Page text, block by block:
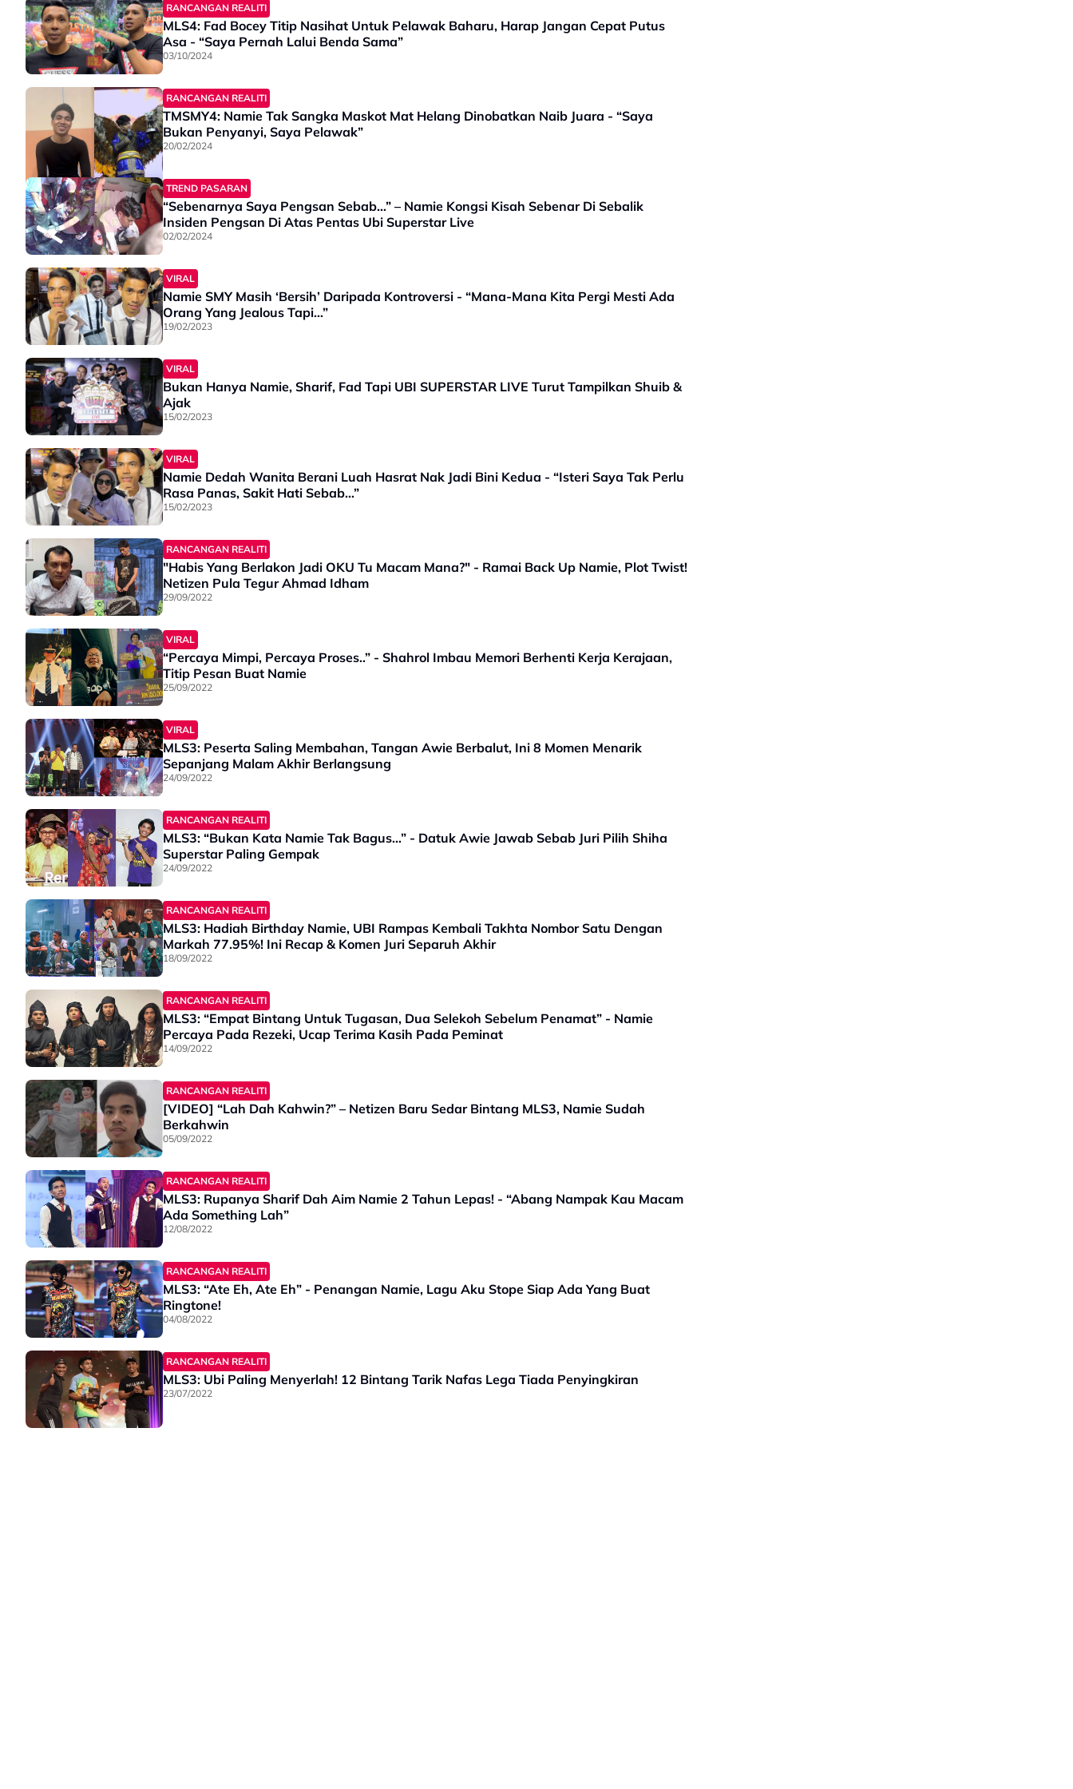
RANCANGAN REALITI
MLS4: Fad Bocey Titip Nasihat Untuk Pelawak Baharu, Harap Jangan Cepat Putus
Asa - “Saya Pernah Lalui Benda Sama”
03/10/2024
RANCANGAN REALITI
TMSMY4: Namie Tak Sangka Maskot Mat Helang Dinobatkan Naib Juara - “Saya
Bukan Penyanyi, Saya Pelawak”
20/02/2024
TREND PASARAN
“Sebenarnya Saya Pengsan Sebab…” – Namie Kongsi Kisah Sebenar Di Sebalik
Insiden Pengsan Di Atas Pentas Ubi Superstar Live
02/02/2024
VIRAL
Namie SMY Masih ‘Bersih’ Daripada Kontroversi - “Mana-Mana Kita Pergi Mesti Ada
Orang Yang Jealous Tapi…”
19/02/2023
VIRAL
Bukan Hanya Namie, Sharif, Fad Tapi UBI SUPERSTAR LIVE Turut Tampilkan Shuib &
Ajak
15/02/2023
VIRAL
Namie Dedah Wanita Berani Luah Hasrat Nak Jadi Bini Kedua - “Isteri Saya Tak Perlu
Rasa Panas, Sakit Hati Sebab…”
15/02/2023
RANCANGAN REALITI
"Habis Yang Berlakon Jadi OKU Tu Macam Mana?" - Ramai Back Up Namie, Plot Twist!
Netizen Pula Tegur Ahmad Idham
29/09/2022
VIRAL
“Percaya Mimpi, Percaya Proses..” - Shahrol Imbau Memori Berhenti Kerja Kerajaan,
Titip Pesan Buat Namie
25/09/2022
VIRAL
MLS3: Peserta Saling Membahan, Tangan Awie Berbalut, Ini 8 Momen Menarik
Sepanjang Malam Akhir Berlangsung
24/09/2022
RANCANGAN REALITI
MLS3: “Bukan Kata Namie Tak Bagus…” - Datuk Awie Jawab Sebab Juri Pilih Shiha
Superstar Paling Gempak
24/09/2022
RANCANGAN REALITI
MLS3: Hadiah Birthday Namie, UBI Rampas Kembali Takhta Nombor Satu Dengan
Markah 77.95%! Ini Recap & Komen Juri Separuh Akhir
18/09/2022
RANCANGAN REALITI
MLS3: “Empat Bintang Untuk Tugasan, Dua Selekoh Sebelum Penamat” - Namie
Percaya Pada Rezeki, Ucap Terima Kasih Pada Peminat
14/09/2022
RANCANGAN REALITI
[VIDEO] “Lah Dah Kahwin?” – Netizen Baru Sedar Bintang MLS3, Namie Sudah
Berkahwin
05/09/2022
RANCANGAN REALITI
MLS3: Rupanya Sharif Dah Aim Namie 2 Tahun Lepas! - “Abang Nampak Kau Macam
Ada Something Lah”
12/08/2022
RANCANGAN REALITI
MLS3: “Ate Eh, Ate Eh” - Penangan Namie, Lagu Aku Stope Siap Ada Yang Buat
Ringtone!
04/08/2022
RANCANGAN REALITI
MLS3: Ubi Paling Menyerlah! 12 Bintang Tarik Nafas Lega Tiada Penyingkiran
23/07/2022